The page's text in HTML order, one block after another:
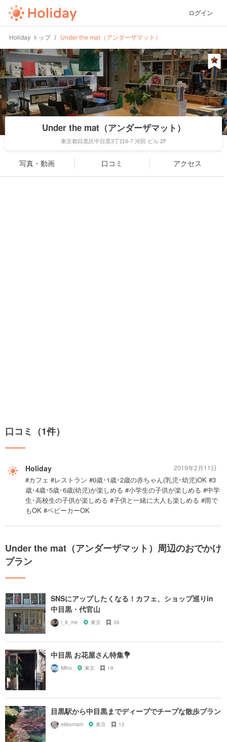
ログイン
Holiday トップ Under the mat（アンダーザマット）
Under the mat（アンダーザマット）
東京都目黒区中目黒3丁目6-7 河田 ビル 2F
写真・動画 口コミ アクセス
口コミ（1件）
Holiday
#カフェ #レストラン #0歳･1歳･2歳の赤ちゃん(乳児･幼児)OK #3
歳･4歳･5歳･6歳(幼児)が楽しめる #小学生の子供が楽しめる #中学
生･高校生の子供が楽しめる #子供と一緒に大人も楽しめる #雨で
もOK #ベビーカーOK
2019年2月11日
Under the mat（アンダーザマット）周辺のおでかけ
プラン
SNSにアップしたくなる！カフェ、ショップ巡りin
中目黒・代官山
i_8_me 東京 36
中目黒 お花屋さん特集💐
Miho 東京 19
目黒駅から中目黒までディープでチープな散歩プラン
ekkomam 東京 12